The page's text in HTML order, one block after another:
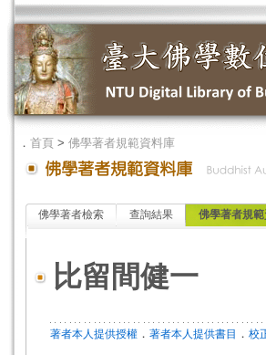
． 首頁 > 佛學著者規範資料庫
佛學著者檢索 查詢結果 佛學著者規
比留間健一
著者本人提供授權 ． 著者本人提供書目 ． 校